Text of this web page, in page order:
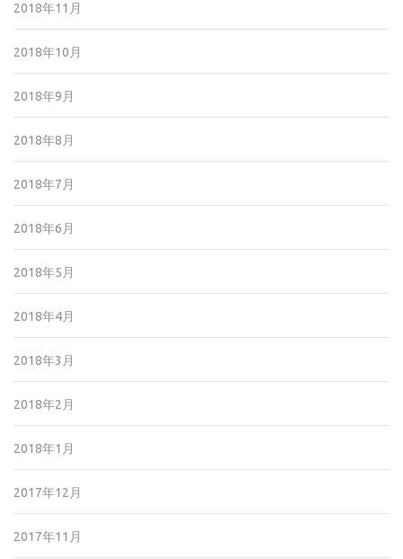
2018年11月
2018年10月
2018年9月
2018年8月
2018年7月
2018年6月
2018年5月
2018年4月
2018年3月
2018年2月
2018年1月
2017年12月
2017年11月